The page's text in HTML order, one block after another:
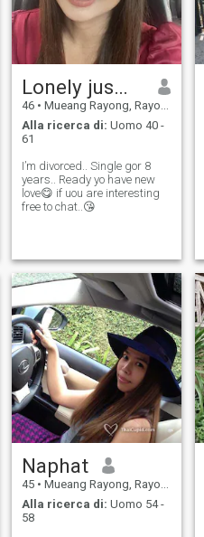
Lonely jusmin
46 • Mueang Rayong, Rayong, Thailandia
Alla ricerca di: Uomo 40 -
61
I’m divorced.. Single gor 8
years.. Ready yo have new
love😋 if uou are interesting
free to chat..😘
Naphat
45 • Mueang Rayong, Rayong, Thailandia
Alla ricerca di: Uomo 54 -
58